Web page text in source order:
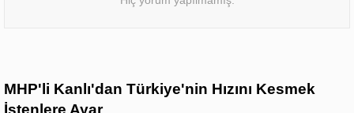
MHP'li Kanlı'dan Türkiye'nin Hızını Kesmek
İstenlere Ayar